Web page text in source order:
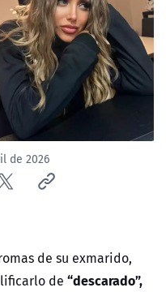
de 2026
de su exmarido,
de “descarado”,